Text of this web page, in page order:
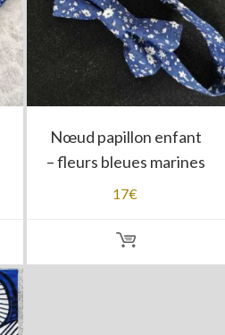
Nœud papillon enfant
– fleurs bleues marines
17€